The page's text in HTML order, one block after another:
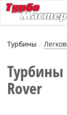
Турбины
Турбины
Rover